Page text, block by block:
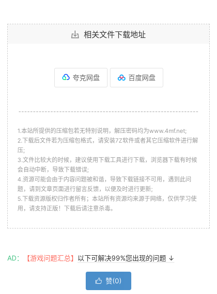
相关文件下载地址
夸克网盘 百度网盘
--------------------------------------------------------------
1.本站所提供的压缩包若无特别说明，解压密码均为www.4mf.net;
2.下载后文件若为压缩包格式，请安装7Z软件或者其它压缩软件进行解
压;
3.文件比较大的时候，建议使用下载工具进行下载，浏览器下载有时候
会自动中断，导致下载错误;
4.资源可能会由于内容问题被和谐，导致下载链接不可用，遇到此问
题，请到文章页面进行留言反馈，以便及时进行更新;
5.下载资源版权归作者所有；本站所有资源均来源于网络，仅供学习使
用，请支持正版！下载后请注意杀毒。
AD： 【游戏问题汇总】 以下可解决99%您出现的问题 ↓
 赞(0)